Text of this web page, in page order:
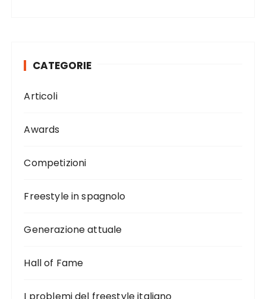
CATEGORIE
Articoli
Awards
Competizioni
Freestyle in spagnolo
Generazione attuale
Hall of Fame